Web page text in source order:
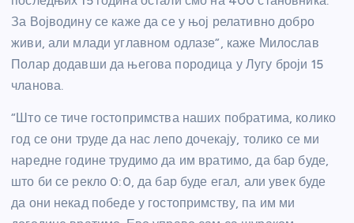
За Војводину се каже да се у њој релативно добро
живи, али млади углавном одлазе”, каже Милослав
Полар додавши да његова породица у Лугу броји 15
чланова.
“Што се тиче гостопримства наших побратима, колико
год се они труде да нас лепо дочекају, толико се ми
наредне године трудимо да им вратимо, да бар буде,
што би се рекло 0:0, да бар буде егал, али увек буде
да они некад победе у гостопримству, па им ми